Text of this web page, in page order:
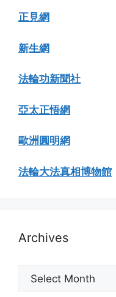
正見網
新生網
法輪功新聞社
亞太正悟網
歐洲圓明網
法輪大法真相博物館
Archives
Archives